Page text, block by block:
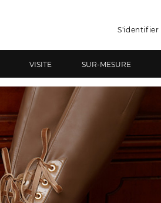
VISITE SUR-MESURE
S'identifier